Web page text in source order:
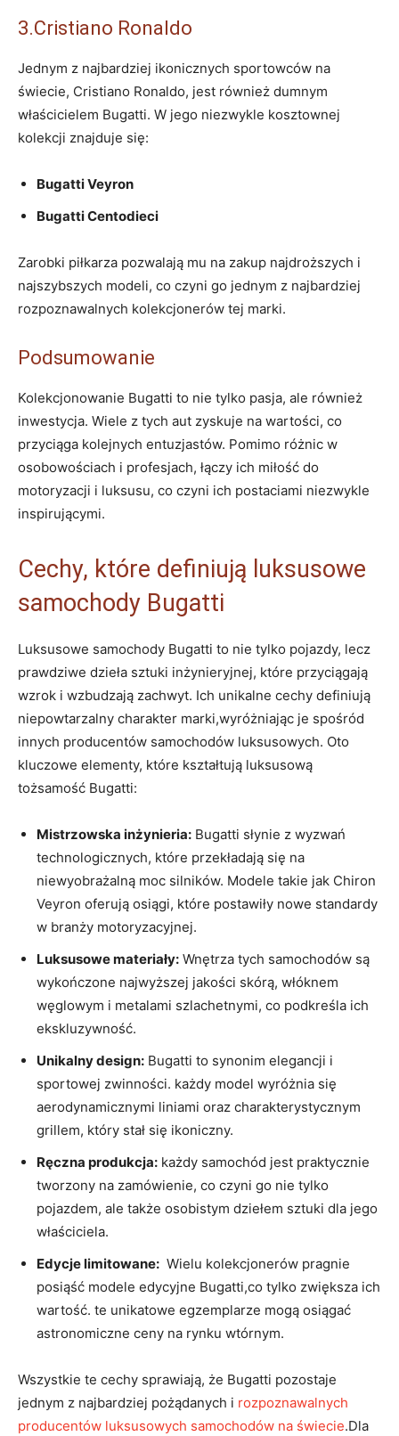
3.Cristiano Ronaldo
Jednym z najbardziej ikonicznych sportowców​ na
świecie, Cristiano Ronaldo, jest​ również dumnym
właścicielem Bugatti. W jego niezwykle kosztownej
⁤kolekcji znajduje się:
Bugatti Veyron
Bugatti Centodieci
Zarobki piłkarza pozwalają mu na zakup najdroższych i⁤
najszybszych modeli, co czyni go jednym z ⁢najbardziej
rozpoznawalnych⁤ kolekcjonerów tej marki.
Podsumowanie
Kolekcjonowanie Bugatti to nie tylko pasja, ale również
⁣inwestycja. Wiele z tych aut zyskuje⁢ na wartości, co
przyciąga kolejnych entuzjastów. Pomimo różnic w
osobowościach i profesjach, łączy ich miłość do
motoryzacji i luksusu, co czyni ich postaciami ⁣niezwykle
inspirującymi.
Cechy, które definiują luksusowe ​
samochody Bugatti
Luksusowe samochody Bugatti to​ nie tylko pojazdy, lecz
prawdziwe dzieła sztuki inżynieryjnej, które przyciągają
wzrok i wzbudzają zachwyt. Ich unikalne cechy definiują
niepowtarzalny ⁤charakter marki,wyróżniając je ⁤spośród
innych producentów samochodów luksusowych. Oto
kluczowe elementy, które kształtują luksusową
tożsamość Bugatti:
Mistrzowska inżynieria: Bugatti słynie z wyzwań
technologicznych, które przekładają się na
niewyobrażalną moc silników. Modele takie jak ‍Chiron
Veyron ⁣oferują osiągi, które postawiły nowe standardy
‍w branży motoryzacyjnej.
Luksusowe materiały: Wnętrza tych samochodów⁣ są
wykończone najwyższej jakości skórą, włóknem
węglowym‌ i metalami szlachetnymi, co podkreśla ich
ekskluzywność.
Unikalny design: Bugatti to synonim elegancji i
sportowej zwinności. każdy model wyróżnia się
aerodynamicznymi liniami oraz charakterystycznym
grillem, ‍który stał się ‍ikoniczny.
Ręczna produkcja: każdy samochód jest praktycznie
tworzony na zamówienie, co czyni ‌go nie‍ tylko
pojazdem, ​ale także osobistym ​dziełem sztuki dla jego
właściciela.
Edycje limitowane: ​ Wielu kolekcjonerów pragnie
posiąść modele edycyjne Bugatti,co​ tylko zwiększa ich
wartość.‍ te unikatowe egzemplarze mogą⁢ osiągać
astronomiczne ceny na rynku wtórnym.
Wszystkie te cechy⁤ sprawiają, że Bugatti pozostaje
jednym z najbardziej⁣ pożądanych ⁢i rozpoznawalnych
producentów luksusowych samochodów na świecie.Dla